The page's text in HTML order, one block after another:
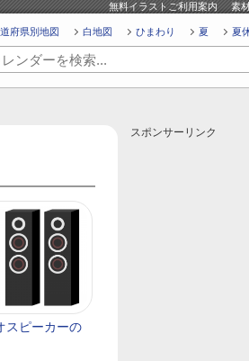
無料イラストご利用案内 素
府県別地図 白地図 ひまわり 夏 夏
スピーカーの
スポンサーリンク